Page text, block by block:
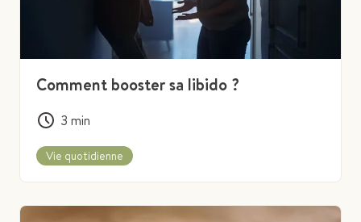
Comment booster sa libido ?
3 min
Vie quotidienne